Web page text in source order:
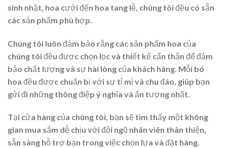
sinh nhật, hoa cưới đến hoa tang lễ, chúng tôi đều có sẵn
các sản phẩm phù hợp.
Chúng tôi luôn đảm bảo rằng các sản phẩm hoa của
chúng tôi đều được chọn lọc và thiết kế cẩn thận để đảm
bảo chất lượng và sự hài lòng của khách hàng. Mỗi bó
hoa đều được chuẩn bị với sự tỉ mỉ và chu đáo, giúp bạn
gửi đi những thông điệp ý nghĩa và ấn tượng nhất.
Tại cửa hàng của chúng tôi, bạn sẽ tìm thấy một không
gian mua sắm dễ chịu với đội ngũ nhân viên thân thiện,
sẵn sàng hỗ trợ bạn trong việc chọn lựa và đặt hàng.